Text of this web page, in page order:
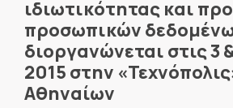
ιδιωτικότητας και
προσωπικών
διοργανώνεται στις 3
2015 στην
Αθηναίων